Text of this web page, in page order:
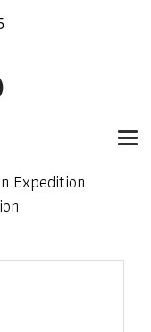
Expedition